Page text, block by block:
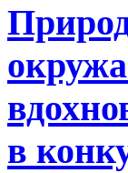
в